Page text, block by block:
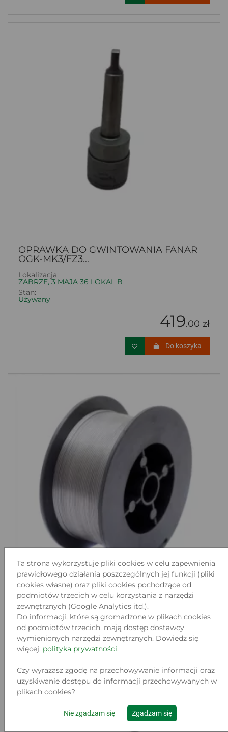
OPRAWKA DO GWINTOWANIA FANAR
OGK-MK3/FZ3...
Lokalizacja:
ZABRZE, 3 MAJA 36 LOKAL B
Stan:
Używany
419.00 zł
Do koszyka
DRUT SPAWALNICZY MIG/MAG
SAMOOSŁONOWY 0....
Lokalizacja:
NOWA SÓL, WOJSKA POLSKIEGO 2
Stan:
Nowy
30.00 zł
Ta strona wykorzystuje pliki cookies w celu zapewnienia
prawidłowego działania poszczególnych jej funkcji (pliki
cookies własne) oraz pliki cookies pochodzące od
podmiotów trzecich w celu korzystania z narzędzi
zewnętrznych (Google Analytics itd.).
Do informacji, które są gromadzone w plikach cookies
od podmiotów trzecich, mają dostęp dostawcy
wymienionych narzędzi zewnętrznych. Dowiedz się
więcej: polityka prywatności.
Czy wyrażasz zgodę na przechowywanie informacji oraz
uzyskiwanie dostępu do informacji przechowywanych w
plikach cookies?
Nie zgadzam się Zgadzam się